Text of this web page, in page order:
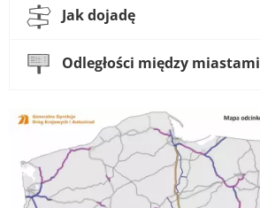
Jak dojadę
Odległości między miastami